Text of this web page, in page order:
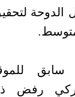
الدوحة
سابق
رفض